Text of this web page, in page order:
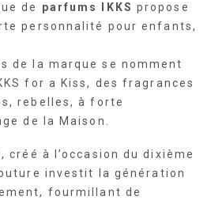
de parfums IKKS propose
personnalité pour enfants,
de la marque se nomment
for a Kiss, des fragrances
rebelles, à forte
de la Maison.
créé à l’occasion du dixième
investit la génération
fourmillant de